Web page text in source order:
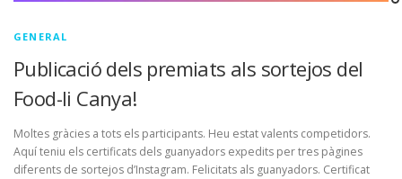
GENERAL
Publicació dels premiats als sortejos del
Food-li Canya!
Moltes gràcies a tots els participants. Heu estat valents competidors.
Aquí teniu els certificats dels guanyadors expedits per tres pàgines
diferents de sortejos d’Instagram. Felicitats als guanyadors. Certificat